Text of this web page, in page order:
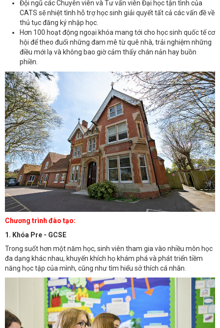
Đội ngũ các Chuyên viên và Tư vấn viên Đại học tận tình của
CATS sẽ nhiệt tình hỗ trợ học sinh giải quyết tất cả các vấn đề về
thủ tục đăng ký nhập học.
Hơn 100 hoạt động ngoại khóa mang tới cho học sinh quốc tế cơ
hội để theo đuổi những đam mê từ quê nhà, trải nghiệm những
điều mới lạ và không bao giờ cảm thấy chán nản hay buồn
phiền.
Chương trình đào tạo:
1. Khóa Pre - GCSE
Trong suốt hơn một năm học, sinh viên tham gia vào nhiều môn học
đa dạng khác nhau, khuyến khích họ khám phá và phát triển tiềm
năng học tập của mình, cũng như tìm hiểu sở thích cá nhân.